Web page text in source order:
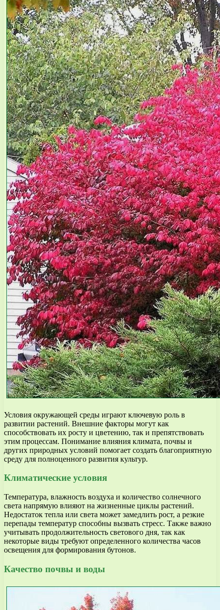
Условия окружающей среды играют ключевую роль в
развитии растений. Внешние факторы могут как
способствовать их росту и цветению, так и препятствовать
этим процессам. Понимание влияния климата, почвы и
других природных условий помогает создать благоприятную
среду для полноценного развития культур.
Климатические условия
Температура, влажность воздуха и количество солнечного
света напрямую влияют на жизненные циклы растений.
Недостаток тепла или света может замедлить рост, а резкие
перепады температур способны вызвать стресс. Также важно
учитывать продолжительность светового дня, так как
некоторые виды требуют определенного количества часов
освещения для формирования бутонов.
Качество почвы и воды